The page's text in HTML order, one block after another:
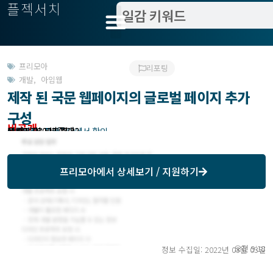
플젝서치
프리모아
개발, 아임웹
리포팅
제작 된 국문 웹페이지의 글로벌 페이지 추가
구성
비공개
작업방식 : 도급
모집기한 : 프리모아에서 확인
예상기간 : 비공개
등록일 : 2022.02.23
관련지역 : 비공개
프리모아에서 상세보기 / 지원하기
정보 수집일: 2022년 03월 03일
오전 9:18